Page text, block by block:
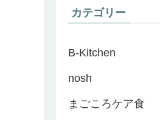
カテゴリー
B-Kitchen
nosh
まごころケア食